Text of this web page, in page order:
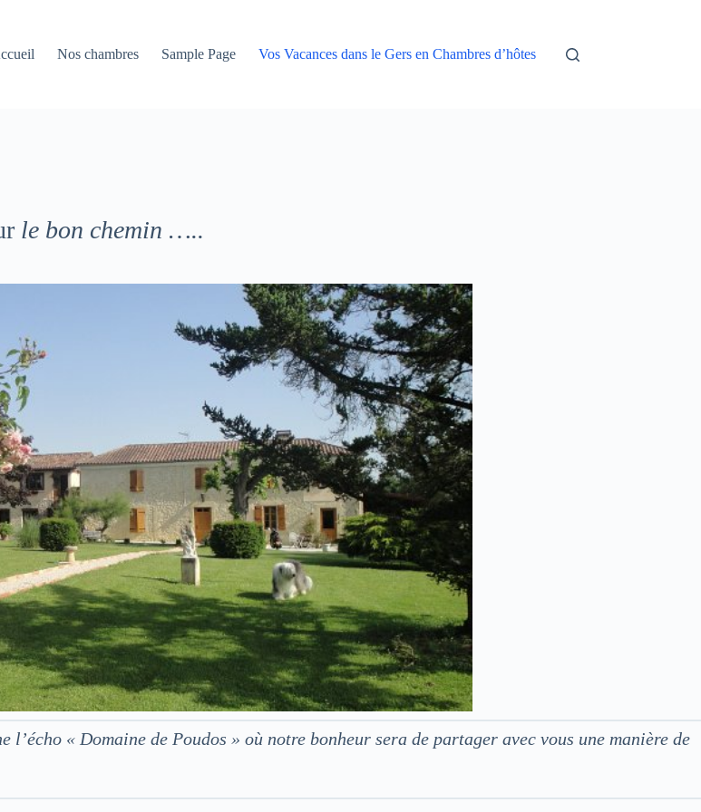
Nos chambres Sample Page Vos Vacances dans le Gers en Chambres d’hôtes
le bon chemin …..
« Domaine de Poudos » où notre bonheur sera de partager avec vous une manière de